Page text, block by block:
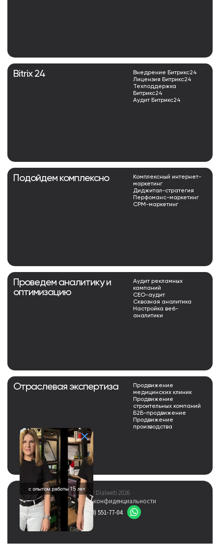
Bitrix 24
Внедрение Битрикс24
Лицензия Битрикс24
Техподдержка
Битрикс24
Аудит Битрикс24
Подойдем комплексно
Комплексный интернет-
маркетинг
Диджитал-стратегия
Перфоманс-маркетинг
СРМ-маркетинг
Проведем аналитику и
оптимизацию
Аудит рекламных
кампаний
СЕО-аудит
Сквозная аналитика
Настройка веб-
аналитики
Отраслевая экспертиза
Продвижение
медицинских клиник
Продвижение
строительных компаний
Б2Б-продвижение
Продвижение
производства
© Dialweb 2026
Политика конфиденциальности
8 (800) 551-77-04